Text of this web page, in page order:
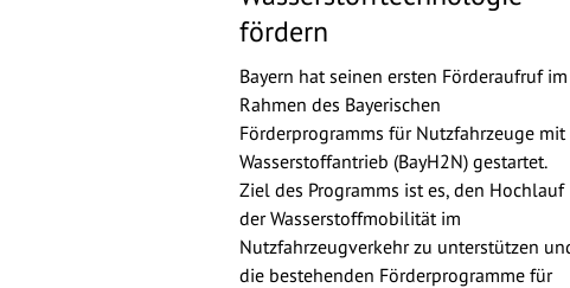
fördern
Bayern hat seinen ersten Förderaufruf im
Rahmen des Bayerischen
Förderprogramms für Nutzfahrzeuge mit
Wasserstoffantrieb (BayH2N) gestartet.
Ziel des Programms ist es, den Hochlauf
der Wasserstoffmobilität im
Nutzfahrzeugverkehr zu unterstützen
die bestehenden Förderprogramme für